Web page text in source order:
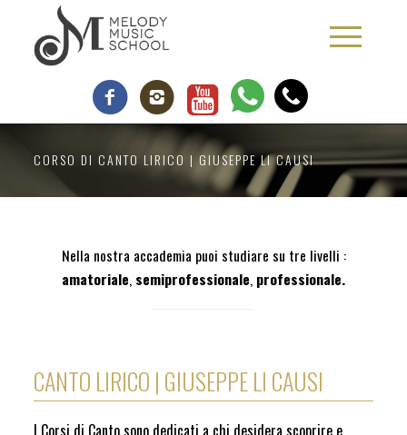
CORSO DI CANTO LIRICO | GIUSEPPE LI CAUSI
Nella nostra accademia puoi studiare su tre livelli :
amatoriale, semiprofessionale, professionale.
CANTO LIRICO | GIUSEPPE LI CAUSI
I Corsi di Canto sono dedicati a chi desidera scoprire e